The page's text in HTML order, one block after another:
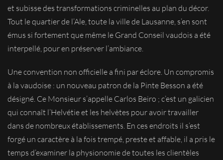
et subisse des transformations criminelles au plan du décor.
Tout le quartier de l’Ale, toute la ville de Lausanne, s’en sont
émus si fortement que même le Grand Conseil vaudois a été
interpellé, pour en préserver l’ambiance.
Une convention non officielle a fini par éclore. Un compromis
à la vaudoise : un nouveau patron de la Pinte Besson a été
désigné. Ce Monsieur s’appelle Carlos Beiro ; c’est un galicien
qui connaît l’Helvétie et les helvètes pour avoir travailler
dans de nombreux établissements. En ces endroits il s’est
forgé un caractère à la fois trempé, preste et affable, il a pris le
temps d’examiner la physionomie de toutes les clientèles